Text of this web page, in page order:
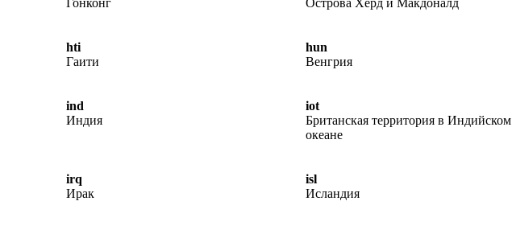
Гонконг
Острова Херд и Макдоналд
hti
Гаити
hun
Венгрия
ind
Индия
iot
Британская территория в Индийском
океане
irq
Ирак
isl
Исландия